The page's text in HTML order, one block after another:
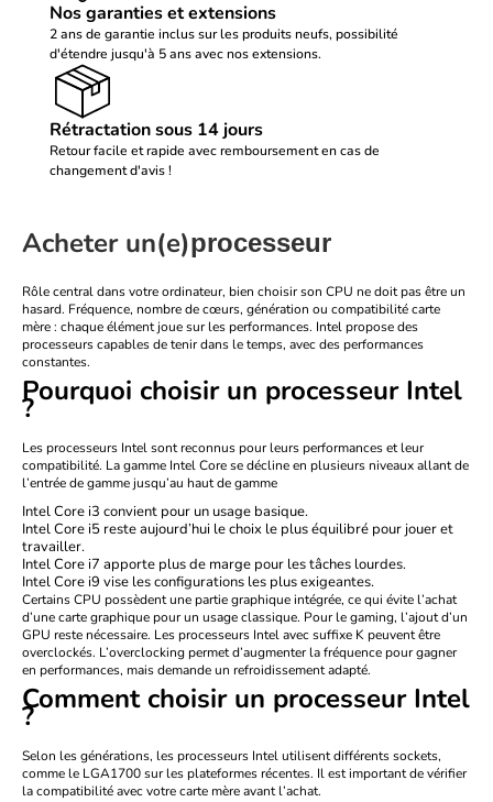
Nos garanties et extensions
2 ans de garantie inclus sur les produits neufs, possibilité
d'étendre jusqu'à 5 ans avec nos extensions.
Rétractation sous 14 jours
Retour facile et rapide avec remboursement en cas de
changement d'avis !
Acheter un(e)processeur
Rôle central dans votre ordinateur, bien choisir son CPU ne doit pas être un
hasard. Fréquence, nombre de cœurs, génération ou compatibilitécarte
mère: chaque élément joue sur les performances. Intelpropose des
processeurs capables de tenir dans le temps, avec des performances
constantes.
Pourquoi choisir un processeur Intel
?
Les processeurs Intel sont reconnus pour leurs performances et leur
compatibilité. La gamme Intel Core se décline en plusieurs niveaux allant de
l’entrée de gamme jusqu’au haut de gamme
Intel Core i3 convient pour un usage basique.
Intel Core i5 reste aujourd’hui le choix le plus équilibré pour jouer et
travailler.
Intel Core i7 apporte plus de marge pour les tâches lourdes.
Intel Core i9 vise les configurations les plus exigeantes.
Certains CPU possèdent une partie graphique intégrée, ce qui évite l’achat
d’une carte graphique pour un usage classique. Pour le gaming, l’ajout d’un
GPU reste nécessaire. Les processeurs Intel avec suffixe K peuvent être
overclockés. L’overclocking permet d’augmenter la fréquence pour gagner
en performances, mais demande un refroidissement adapté.
Comment choisir un processeur Intel
?
Selon les générations, les processeurs Intel utilisent différents sockets,
comme le LGA1700sur les plateformes récentes. Il est important de vérifier
la compatibilité avec votre carte mère avant l’achat.